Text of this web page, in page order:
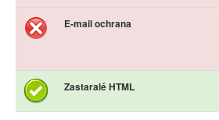
E-mail ochrana
Zastaralé HTML